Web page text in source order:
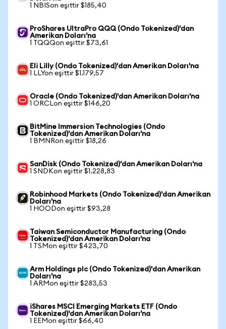
1 NBISon eşittir $185,40
ProShares UltraPro QQQ (Ondo Tokenized)'dan
Amerikan Doları'na
1 TQQQon eşittir $73,61
Eli Lilly (Ondo Tokenized)'dan Amerikan Doları'na
1 LLYon eşittir $1.179,57
Oracle (Ondo Tokenized)'dan Amerikan Doları'na
1 ORCLon eşittir $146,20
BitMine Immersion Technologies (Ondo
Tokenized)'dan Amerikan Doları'na
1 BMNRon eşittir $18,26
SanDisk (Ondo Tokenized)'dan Amerikan Doları'na
1 SNDKon eşittir $1.228,83
Robinhood Markets (Ondo Tokenized)'dan Amerikan
Doları'na
1 HOODon eşittir $93,28
Taiwan Semiconductor Manufacturing (Ondo
Tokenized)'dan Amerikan Doları'na
1 TSMon eşittir $423,70
Arm Holdings plc (Ondo Tokenized)'dan Amerikan
Doları'na
1 ARMon eşittir $283,53
iShares MSCI Emerging Markets ETF (Ondo
Tokenized)'dan Amerikan Doları'na
1 EEMon eşittir $66,40